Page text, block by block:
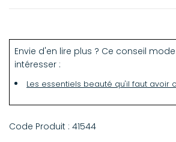
préserve la vitalité des ongles.
base de vernis.
Envie d'en lire plus ? Ce conseil
intéresser :
Les essentiels beauté qu'il faut avoir
Code Produit : 41544